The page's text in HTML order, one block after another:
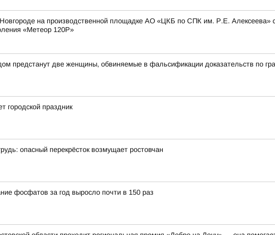
на производственной площадке АО «ЦКБ по СПК им. Р.Е. Алексеева»
«Метеор 120Р»
предстанут две женщины, обвиняемые в фальсификации доказательств по
городской праздник
опасный перекрёсток возмущает ростовчан
фосфатов за год выросло почти в 150 раз